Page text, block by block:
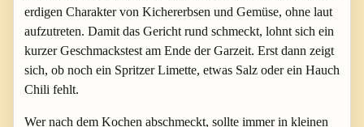
erdigen Charakter von Kichererbsen und Gemüse, ohne laut
aufzutreten. Damit das Gericht rund schmeckt, lohnt sich ein
kurzer Geschmackstest am Ende der Garzeit. Erst dann zeigt
sich, ob noch ein Spritzer Limette, etwas Salz oder ein Hauch
Chili fehlt.
Wer nach dem Kochen abschmeckt, sollte immer in kleinen